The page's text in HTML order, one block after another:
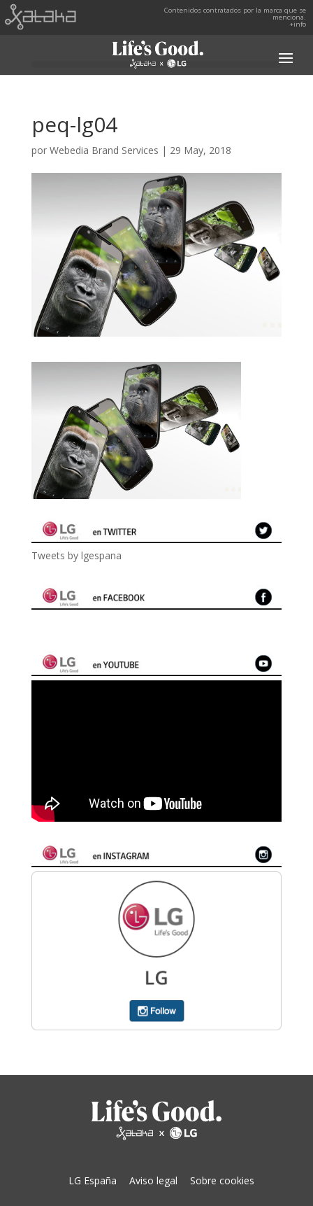
Contenidos contratados por la marca que se
menciona.
+info
peq-lg04
por Webedia Brand Services | 29 May, 2018
Tweets by lgespana
LG España Aviso legal Sobre cookies